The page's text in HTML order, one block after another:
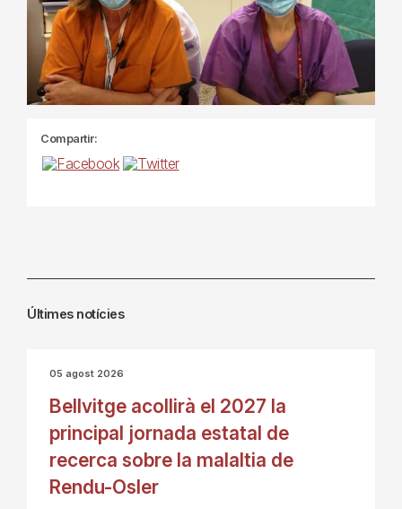
Compartir:
Últimes notícies
05 agost 2026
Bellvitge acollirà el 2027 la
principal jornada estatal de
recerca sobre la malaltia de
Rendu-Osler